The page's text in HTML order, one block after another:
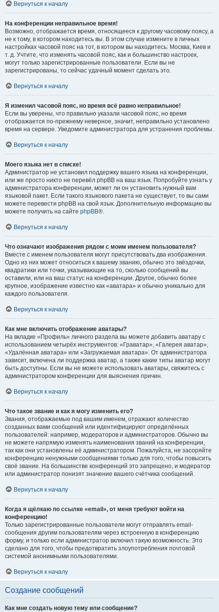
Вернуться к началу
На конференции неправильное время!
Возможно, отображается время, относящееся к другому часовому поясу, а
не к тому, в котором находитесь вы. В этом случае измените в личных
настройках часовой пояс на тот, в котором вы находитесь: Москва, Киев и
т. д. Учтите, что изменять часовой пояс, как и большинство настроек,
могут только зарегистрированные пользователи. Если вы не
зарегистрированы, то сейчас удачный момент сделать это.
Вернуться к началу
Я изменил часовой пояс, но время всё равно неправильное!
Если вы уверены, что правильно указали часовой пояс, но время
отображается по-прежнему неверное, значит, неправильно установлено
время на сервере. Уведомите администратора для устранения проблемы.
Вернуться к началу
Моего языка нет в списке!
Администратор не установил поддержку вашего языка на конференции,
или же просто никто не перевёл phpBB на ваш язык. Попробуйте узнать у
администратора конференции, может ли он установить нужный вам
языковой пакет. Если такого языкового пакета не существует, то вы сами
можете перевести phpBB на свой язык. Дополнительную информацию вы
можете получить на сайте phpBB®.
Вернуться к началу
Что означают изображения рядом с моим именем пользователя?
Вместе с именем пользователя могут присутствовать два изображения.
Одно из них может относиться к вашему званию, обычно это звёздочки,
квадратики или точки, указывающие на то, сколько сообщений вы
оставили, или на ваш статус на конференции. Другое, обычно более
крупное, изображение известно как «аватара» и обычно уникально для
каждого пользователя.
Вернуться к началу
Как мне включить отображение аватары?
На вкладке «Профиль» личного раздела вы можете добавить аватару с
использованием четырёх инструментов: «Граватар», «Галерея аватар»,
«Удалённая аватара» или «Загружаемая аватара». От администратора
зависит, включена ли поддержка аватар, а также какие типы аватар могут
быть доступны. Если вы не можете использовать аватары, свяжитесь с
администратором конференции для выяснения причин.
Вернуться к началу
Что такое звание и как я могу изменить его?
Звания, отображаемые под вашим именем, отражают количество
созданных вами сообщений или идентифицируют определённых
пользователей: например, модераторов и администраторов. Обычно вы
не можете напрямую изменять наименования званий на конференции,
так как они установлены её администратором. Пожалуйста, не засоряйте
конференцию ненужными сообщениями только для того, чтобы повысить
своё звание. На большинстве конференций это запрещено, и модератор
или администратор понизят значение вашего счётчика сообщений.
Вернуться к началу
Когда я щёлкаю по ссылке «email», от меня требуют войти на
конференцию!
Только зарегистрированные пользователи могут отправлять email-
сообщения другим пользователям через встроенную в конференцию
форму, и только если администратор включил такую возможность. Это
сделано для того, чтобы предотвратить злоупотребления почтовой
системой анонимными пользователями.
Вернуться к началу
Создание сообщений
Как мне создать новую тему или сообщение?